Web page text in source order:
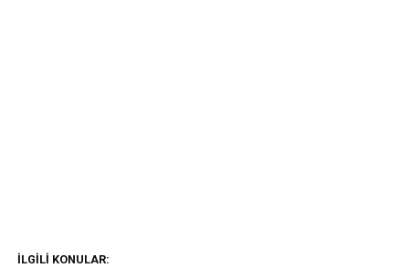
İLGILI KONULAR: